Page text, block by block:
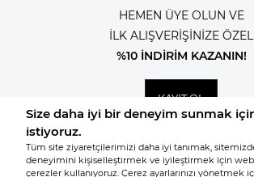
HEMEN ÜYE OLUN VE
İLK ALIŞVERİŞİNİZE ÖZEL
%10 İNDİRİM KAZANIN!
KAYIT OL